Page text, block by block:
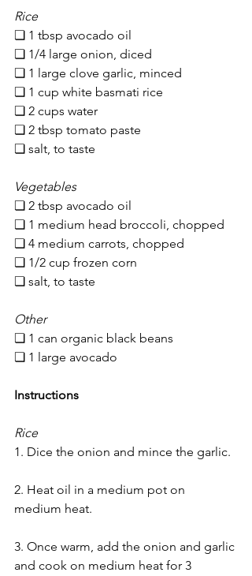
Rice
❏ 1 tbsp avocado oil
❏ 1/4 large onion, diced
❏ 1 large clove garlic, minced
❏ 1 cup white basmati rice
❏ 2 cups water
❏ 2 tbsp tomato paste
❏ salt, to taste
Vegetables
❏ 2 tbsp avocado oil
❏ 1 medium head broccoli, chopped
❏ 4 medium carrots, chopped
❏ 1/2 cup frozen corn
❏ salt, to taste
Other
❏ 1 can organic black beans
❏ 1 large avocado
Instructions
Rice
1. Dice the onion and mince the garlic.
2. Heat oil in a medium pot on
medium heat.
3. Once warm, add the onion and garlic
and cook on medium heat for 3